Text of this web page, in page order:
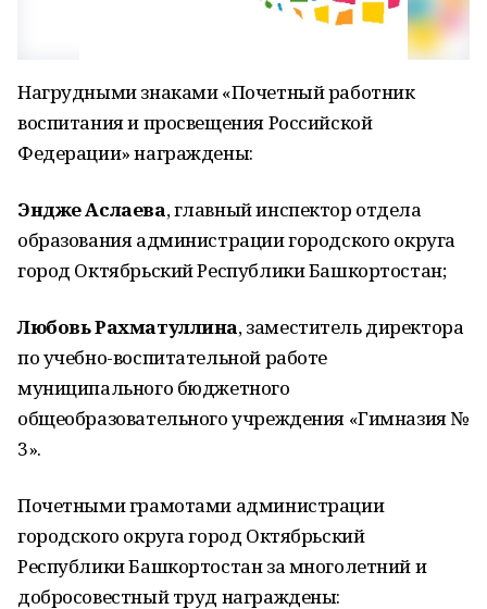
Нагрудными знаками «Почетный работник
воспитания и просвещения Российской
Федерации» награждены:
Эндже Аслаева, главный инспектор отдела
образования администрации городского округа
город Октябрьский Республики Башкортостан;
Любовь Рахматуллина, заместитель директора
по учебно-воспитательной работе
муниципального бюджетного
общеобразовательного учреждения «Гимназия №
3».
Почетными грамотами администрации
городского округа город Октябрьский
Республики Башкортостан за многолетний и
добросовестный труд награждены: